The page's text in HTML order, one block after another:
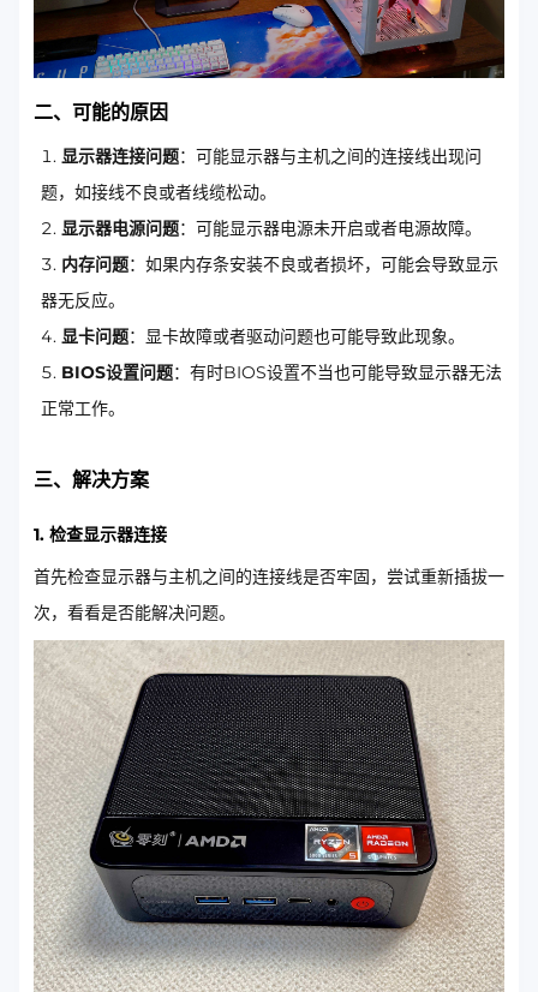
二、可能的原因
显示器连接问题：可能显示器与主机之间的连接线出现问
题，如接线不良或者线缆松动。
显示器电源问题：可能显示器电源未开启或者电源故障。
内存问题：如果内存条安装不良或者损坏，可能会导致显示
器无反应。
显卡问题：显卡故障或者驱动问题也可能导致此现象。
BIOS设置问题：有时BIOS设置不当也可能导致显示器无法
正常工作。
三、解决方案
1. 检查显示器连接
首先检查显示器与主机之间的连接线是否牢固，尝试重新插拔一
次，看看是否能解决问题。